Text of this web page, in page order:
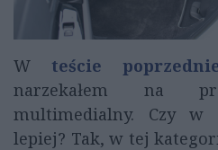
W teście
narzekałem na
multimedialny. Czy w
lepiej? Tak, w tej